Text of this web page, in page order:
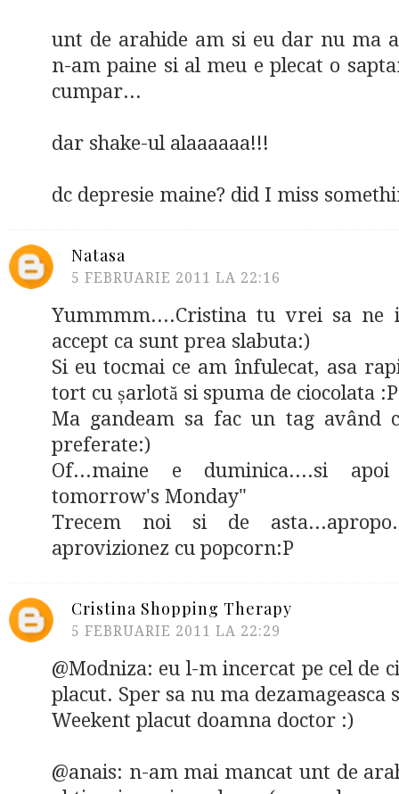
unt de arahide am si eu dar nu ma
n-am paine si al meu e plecat o
cumpar...
dar shake-ul alaaaaaa!!!
dc depresie maine? did I miss
Natasa
5 FEBRUARIE 2011 LA 22:16
Yummmm....Cristina tu vrei sa ne
accept ca sunt prea slabuta:)
Si eu tocmai ce am înfulecat, asa
tort cu șarlotă si spuma de ciocolata :P
Ma gandeam sa fac un tag având
preferate:)
Of...maine e duminica....si
tomorrow's Monday"
Trecem noi si de
aprovizionez cu popcorn:P
Cristina Shopping Therapy
5 FEBRUARIE 2011 LA 22:29
@Modniza: eu l-m incercat pe cel de
placut. Sper sa nu ma dezamageasca
Weekent placut doamna doctor :)
@anais: n-am mai mancat unt de